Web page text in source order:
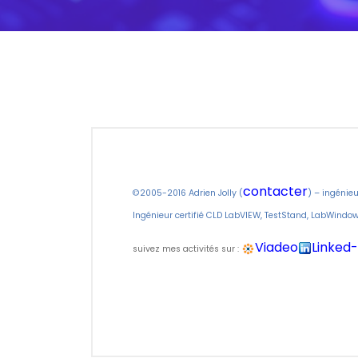
©2005-2016 Adrien Jolly (contacter) –
Ingénieur certifié CLD LabVIEW, TestStand,
suivez mes activités sur : Viadeo